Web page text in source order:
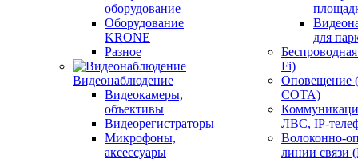
оборудование
Оборудование
KRONE
Разное
Видеонаблюдение
Видеокамеры,
объективы
Видеорегистраторы
Микрофоны,
аксессуары
для
Fi)
СОТА)
ЛВС, IP-
Волоконно-
линии